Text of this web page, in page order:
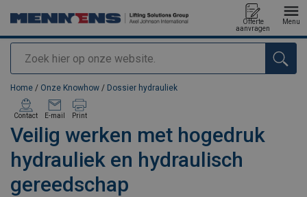
Zoeken
Offerte
aanvragen
Menu
toegevoegd aan uw offerte
Home / Onze Knowhow / Dossier hydrauliek
Veilig werken met hogedruk
hydrauliek en hydraulisch
gereedschap
Contact E-mail Print